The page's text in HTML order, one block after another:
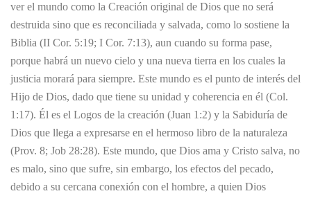
ver el mundo como la Creación original de Dios que no será
destruida sino que es reconciliada y salvada, como lo sostiene la
Biblia (II Cor. 5:19; I Cor. 7:13), aun cuando su forma pase,
porque habrá un nuevo cielo y una nueva tierra en los cuales la
justicia morará para siempre. Este mundo es el punto de interés del
Hijo de Dios, dado que tiene su unidad y coherencia en él (Col.
1:17). Él es el Logos de la creación (Juan 1:2) y la Sabiduría de
Dios que llega a expresarse en el hermoso libro de la naturaleza
(Prov. 8; Job 28:28). Este mundo, que Dios ama y Cristo salva, no
es malo, sino que sufre, sin embargo, los efectos del pecado,
debido a su cercana conexión con el hombre, a quien Dios